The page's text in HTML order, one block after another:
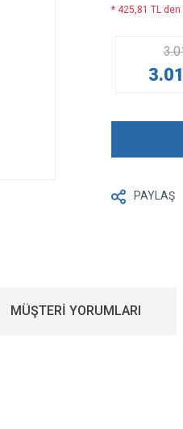
* 425,81 TL
PAYLAŞ
MÜŞTERİ YORUMLARI